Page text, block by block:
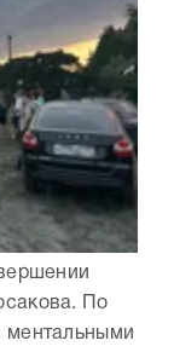
По
ментальными